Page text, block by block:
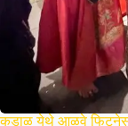
कुडाळ येथे आळवे फिटनेस